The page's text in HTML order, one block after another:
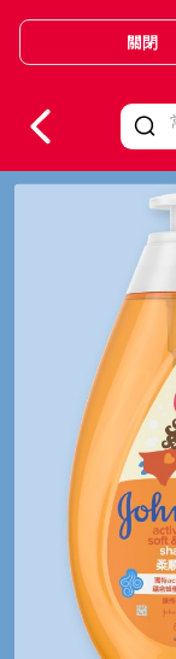
Valid
關閉